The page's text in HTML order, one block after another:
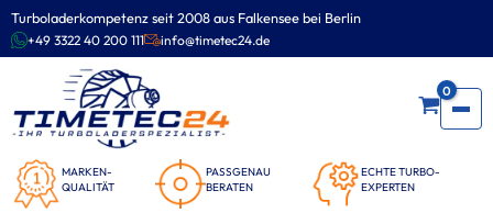
Turboladerkompetenz seit 2008 aus Falkensee bei Berlin
+49 3322 40 200 111 info@timetec24.de
MARKEN-
QUALITÄT
PASSGENAU
BERATEN
ECHTE TURBO-
EXPERTEN
0
Zum
Inhalt
springen